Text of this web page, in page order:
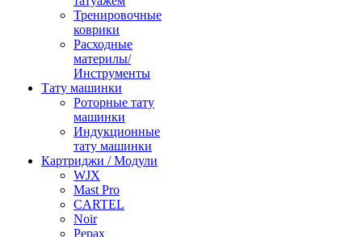
Тренировочные
коврики
Расходные
материлы/
Инструменты
Тату машинки
Роторные тату
машинки
Индукционные
тату машинки
Картриджи / Модули
WJX
Mast Pro
CARTEL
Noir
Pepax